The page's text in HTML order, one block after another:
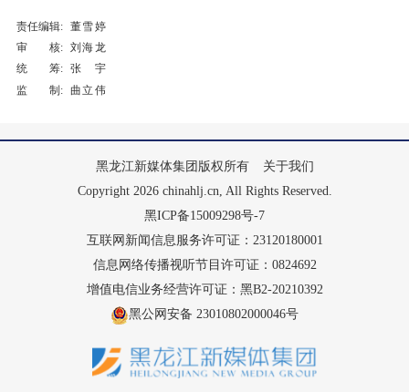
责任编辑: 董雪婷
审 核: 刘海龙
统 筹: 张宇
监 制: 曲立伟
黑龙江新媒体集团版权所有
关于我们
Copyright 2026 chinahlj.cn, All Rights Reserved.
黑ICP备15009298号-7
互联网新闻信息服务许可证：23120180001
信息网络传播视听节目许可证：0824692
增值电信业务经营许可证：黑B2-20210392
黑公网安备 23010802000046号